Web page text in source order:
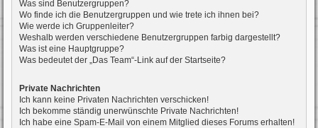
Was sind Benutzergruppen?
Wo finde ich die Benutzergruppen und wie trete ich ihnen bei?
Wie werde ich Gruppenleiter?
Weshalb werden verschiedene Benutzergruppen farbig dargestellt?
Was ist eine Hauptgruppe?
Was bedeutet der „Das Team“-Link auf der Startseite?
Private Nachrichten
Ich kann keine Privaten Nachrichten verschicken!
Ich bekomme ständig unerwünschte Private Nachrichten!
Ich habe eine Spam-E-Mail von einem Mitglied dieses Forums erhalten!